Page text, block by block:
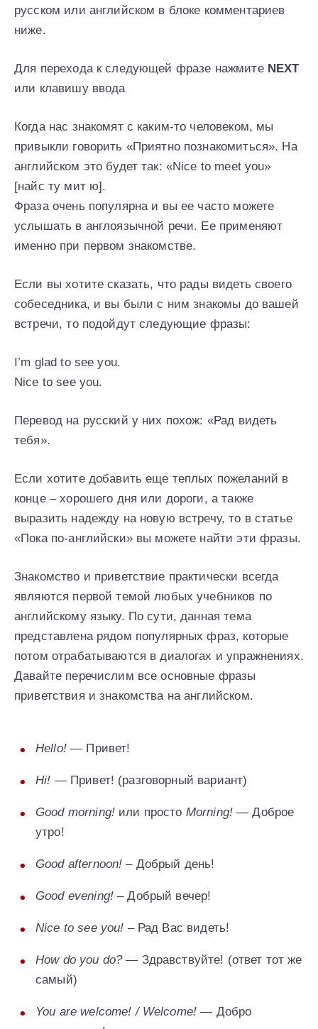
русском или английском в блоке комментариев
ниже.
Для перехода к следующей фразе нажмите NEXT
или клавишу ввода
Когда нас знакомят с каким-то человеком, мы
привыкли говорить «Приятно познакомиться». На
английском это будет так: «Nice to meet you»
[найс ту мит ю].
Фраза очень популярна и вы ее часто можете
услышать в англоязычной речи. Ее применяют
именно при первом знакомстве.
Если вы хотите сказать, что рады видеть своего
собеседника, и вы были с ним знакомы до вашей
встречи, то подойдут следующие фразы:
I’m glad to see you.
Nice to see you.
Перевод на русский у них похож: «Рад видеть
тебя».
Если хотите добавить еще теплых пожеланий в
конце – хорошего дня или дороги, а также
выразить надежду на новую встречу, то в статье
«Пока по-английски» вы можете найти эти фразы.
Знакомство и приветствие практически всегда
являются первой темой любых учебников по
английскому языку. По сути, данная тема
представлена рядом популярных фраз, которые
потом отрабатываются в диалогах и упражнениях.
Давайте перечислим все основные фразы
приветствия и знакомства на английском.
Hello!— Привет!
Hi! — Привет! (разговорный вариант)
Good morning!или просто Morning!— Доброе
утро!
Good afternoon! – Добрый день!
Good evening!– Добрый вечер!
Nice to see you! – Рад Вас видеть!
How do you do?— Здравствуйте! (ответ тот же
самый)
You are welcome! / Welcome! — Добро